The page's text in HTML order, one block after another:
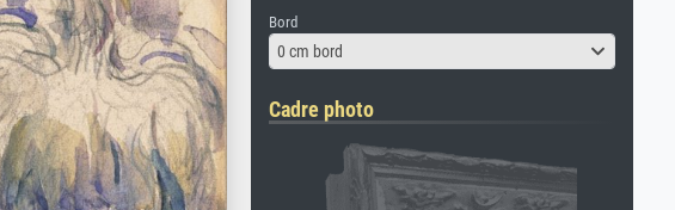
Bord
0 cm bord
Cadre photo